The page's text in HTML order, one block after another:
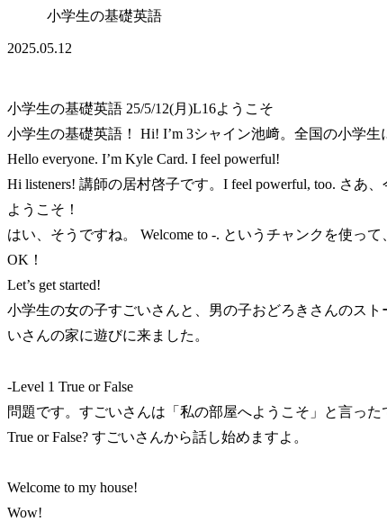
小学生の基礎英語
2025.05.12
小学生の基礎英語 25/5/12(月)L16ようこそ
小学生の基礎英語！ Hi! I’m 3シャイン池﨑。全国の小学
Hello everyone. I’m Kyle Card. I feel powerful!
Hi listeners! 講師の居村啓子です。I feel powerful, too. さあ
ようこそ！
はい、そうですね。 Welcome to -. というチャンクを使っ
OK！
Let’s get started!
小学生の女の子すごいさんと、男の子おどろきさんのス
いさんの家に遊びに来ました。
-Level 1 True or False
問題です。すごいさんは「私の部屋へようこそ」と言った
True or False? すごいさんから話し始めますよ。
Welcome to my house!
Wow!